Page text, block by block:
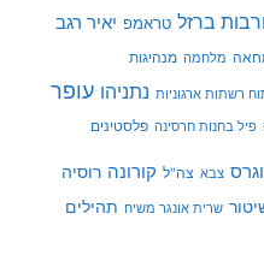
ברזל טראמפ יאיר רגב
מלחמה מנהיגות
רשתות ארגוניות נתניהו עופר
פיל בחנות חרסינה פלסטינים
צבא צה"ל קורונה רוסיה
שרית אונגר משיח תהילים